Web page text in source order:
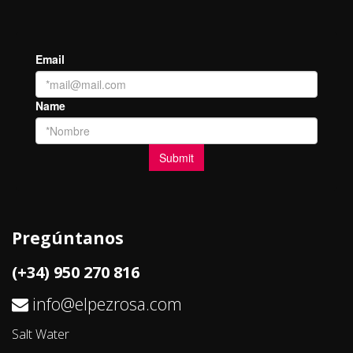
Pregúntanos
(+34) 950 270 816
info@elpezrosa.com
Salt Water